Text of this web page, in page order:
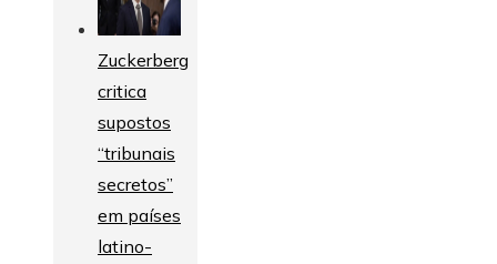
Zuckerberg
critica
supostos
“tribunais
secretos”
em países
latino-